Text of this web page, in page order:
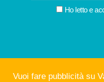
Ho letto e
Vuoi fare pubblicità su